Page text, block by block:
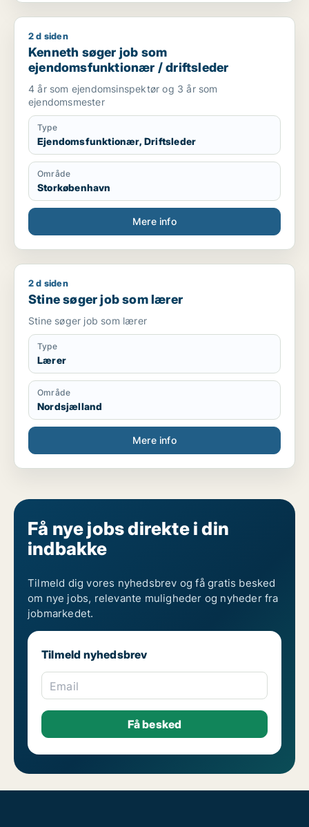
Kenneth søger job som ejendomsfunktionær / driftsleder
2 d siden
Kenneth søger job som
ejendomsfunktionær / driftsleder
4 år som ejendomsinspektør og 3 år som
ejendomsmester
Type
Ejendomsfunktionær, Driftsleder
Område
Storkøbenhavn
Mere info
Stine søger job som lærer
2 d siden
Stine søger job som lærer
Stine søger job som lærer
Type
Lærer
Område
Nordsjælland
Mere info
Få nye jobs direkte i din
indbakke
Tilmeld dig vores nyhedsbrev og få gratis besked
om nye jobs, relevante muligheder og nyheder fra
jobmarkedet.
Tilmeld nyhedsbrev
Email